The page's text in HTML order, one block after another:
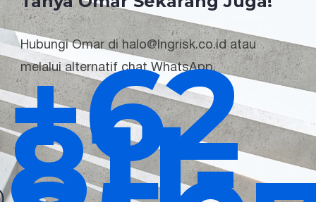
Hubungi Omar di halo@lngrisk.co.id atau
melalui alternatif chat WhatsApp.
+62
811-